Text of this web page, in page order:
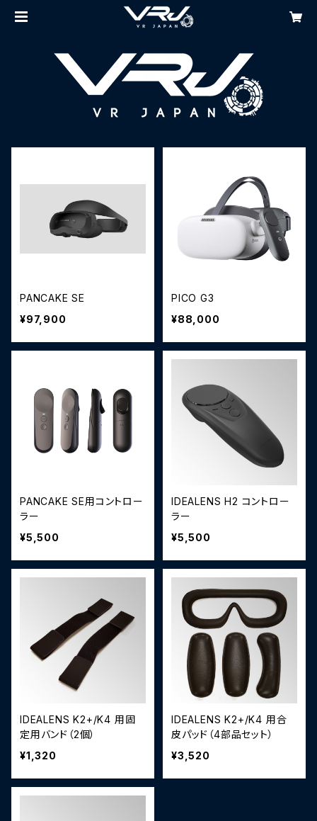
PANCAKE SE
¥97,900
PICO G3
¥88,000
PANCAKE SE用コントロー
ラー
¥5,500
IDEALENS H2 コントロー
ラー
¥5,500
IDEALENS K2+/K4 用固
定用バンド（2個）
¥1,320
IDEALENS K2+/K4 用合
皮パッド（4部品セット）
¥3,520